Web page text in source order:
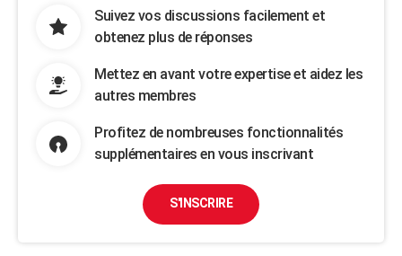
Suivez vos discussions facilement et
obtenez plus de réponses
Mettez en avant votre expertise et aidez les
autres membres
Profitez de nombreuses fonctionnalités
supplémentaires en vous inscrivant
S'INSCRIRE